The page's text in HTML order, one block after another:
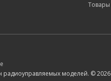
Товары
радиоуправляемых моделей. © 2026